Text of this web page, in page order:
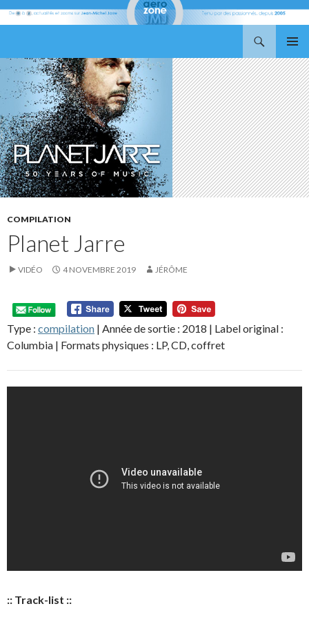
MENU
AU
CONTENU
COMPILATION
Planet Jarre
VIDÉO 4 NOVEMBRE 2019 JÉRÔME
Type : compilation | Année de sortie : 2018 | Label original :
Columbia | Formats physiques : LP, CD, coffret
:: Track-list ::